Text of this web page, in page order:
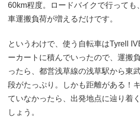
60km程度。ロードバイクで行っても
車運搬負荷が増えるだけです。
というわけで、使う自転車はTyrell
ーカートに積んでいったので、運搬
ったら、都営浅草線の浅草駅から東
段がたっぷり。しかも距離がある！
ていなかったら、出発地点に辿り着
しょう。